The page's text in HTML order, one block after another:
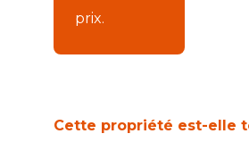
prix.
Cette propriété est-elle